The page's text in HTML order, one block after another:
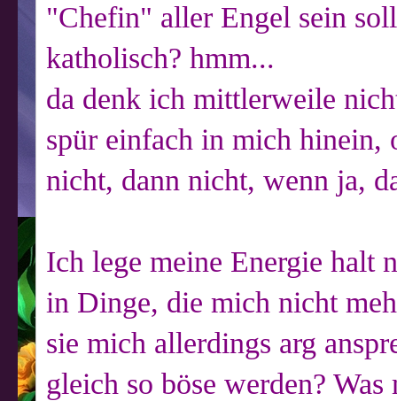
"Chefin" aller Engel sein
katholisch? hmm...
da denk ich mittlerweile
spür einfach in mich hinein,
nicht, dann nicht, wenn ja,
Ich lege meine Energie halt
in Dinge, die mich nicht
sie mich allerdings arg
gleich so böse werden?